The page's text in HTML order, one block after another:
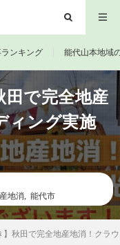
ンキング 能代山本地域
で完全地産
ィング実施
地消 能代市
】秋田で完全地産地消！クラ